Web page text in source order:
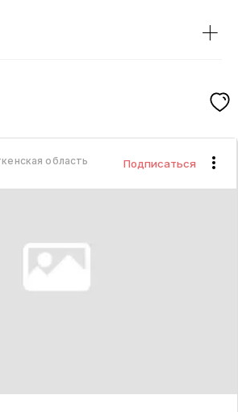
+
область Подписаться